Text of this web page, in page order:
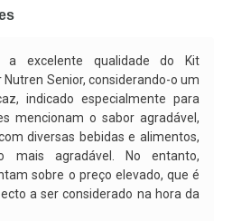
Por R$ 137,21/cada
a excelente qualidade do Kit
Senior, considerando-o um
indicado especialmente para
mencionam o sabor agradável,
diversas bebidas e alimentos,
mais agradável. No entanto,
sobre o preço elevado, que é
a ser considerado na hora da